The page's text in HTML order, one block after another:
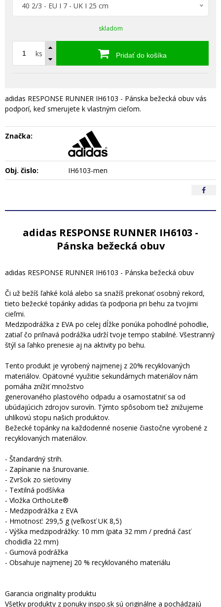
40 2/3 - EU I 7 - UK I 25 cm
skladom
ks Pridať do košíka
adidas RESPONSE RUNNER IH6103 - Pánska bežecká obuv vás
podporí, keď smerujete k vlastným cieľom.
Značka:
Obj. čislo: IH6103-men
adidas RESPONSE RUNNER IH6103 -
Pánska bežecká obuv
adidas RESPONSE RUNNER IH6103 - Pánska bežecká obuv
Či už bežíš ľahké kolá alebo sa snažíš prekonať osobný rekord,
tieto bežecké topánky adidas ťa podporia pri behu za tvojimi
cieľmi.
Medzipodrážka z EVA po celej dĺžke ponúka pohodlné pohodlie,
zatiaľ čo priľnavá podrážka udrží tvoje tempo stabilné. Všestranný
štýl sa ľahko prenesie aj na aktivity po behu.
Tento produkt je vyrobený najmenej z 20% recyklovaných
materiálov. Opätovné využitie sekundárnych materiálov nám
pomáha znížiť množstvo
generovaného plastového odpadu a osamostatniť sa od
ubúdajúcich zdrojov surovín. Týmto spôsobom tiež znižujeme
uhlíkovú stopu našich produktov.
Bežecké topánky na každodenné nosenie čiastočne vyrobené z
recyklovaných materiálov.
- Štandardný strih.
- Zapínanie na šnurovanie.
- Zvršok zo sieťoviny
- Textilná podšívka
- Vložka OrthoLite®
- Medzipodrážka z EVA
- Hmotnosť: 299,5 g (veľkosť UK 8,5)
- Výška medzipodrážky: 10 mm (päta 32 mm / predná časť
chodidla 22 mm)
- Gumová podrážka
- Obsahuje najmenej 20 % recyklovaného materiálu
Garancia originality produktu
Všetky produkty z ponuky inspo.sk sú originálne a pochádzajú